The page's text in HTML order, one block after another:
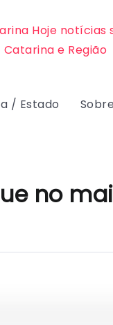
/ Estado
no